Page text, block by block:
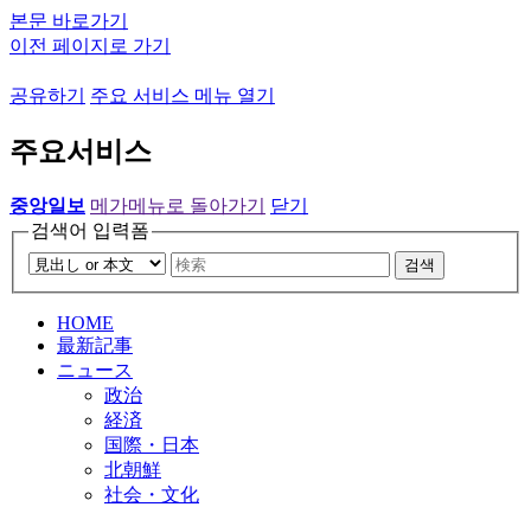
본문 바로가기
이전 페이지로 가기
공유하기 주요 서비스 메뉴 열기
주요서비스
중앙일보 메가메뉴로 돌아가기
닫기
검색어 입력폼
검색
HOME
最新記事
ニュース
政治
経済
国際・日本
北朝鮮
社会・文化